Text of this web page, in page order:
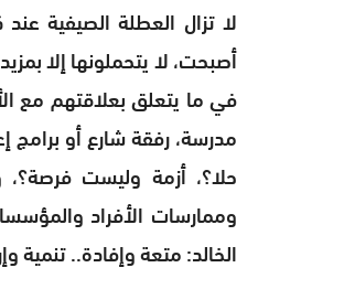
لا تزال العطلة الصيفية
أصبحت، لا يتحملونها إلا
في ما يتعلق بعلاقتهم مع
مدرسة، رفقة شارع أو
حلا؟، أزمة وليست فرصة؟،
وممارسات الأفراد
الخالد: متعة وإفادة.. تنمية